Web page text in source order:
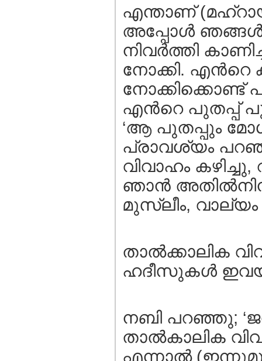
എന്താണ്
അപ്പോള്‍
നിവര്‍ത്തി
നോക്കി. എന്‍റെ
എന്‍റെ പുതപ്പ്
‘ആ പുതപ്പും
പ്രാവശ്യം
വിവാഹം
ഞാന്‍
മുസ്ലീം, വാല്യം
താല്‍ക്കാലിക
ഹദീസുകള്‍
നബി പറഞ്ഞു;
താല്‍കാലിക
എന്നാല്‍